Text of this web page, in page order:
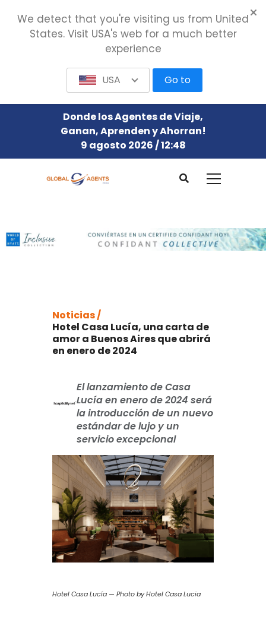
Donde los Agentes de Viaje,
Ganan, Aprenden y Ahorran!
9 agosto 2026 / 12:48
Noticias /
Hotel Casa Lucía, una carta de
amor a Buenos Aires que abrirá
en enero de 2024
El lanzamiento de Casa
Lucía en enero de 2024 será
la introducción de un nuevo
estándar de lujo y un
servicio excepcional
Hotel Casa Lucía — Photo by Hotel Casa Lucia
We detect that you're visiting us from United
States. Visit USA's web for a much better
experience
USA Go to